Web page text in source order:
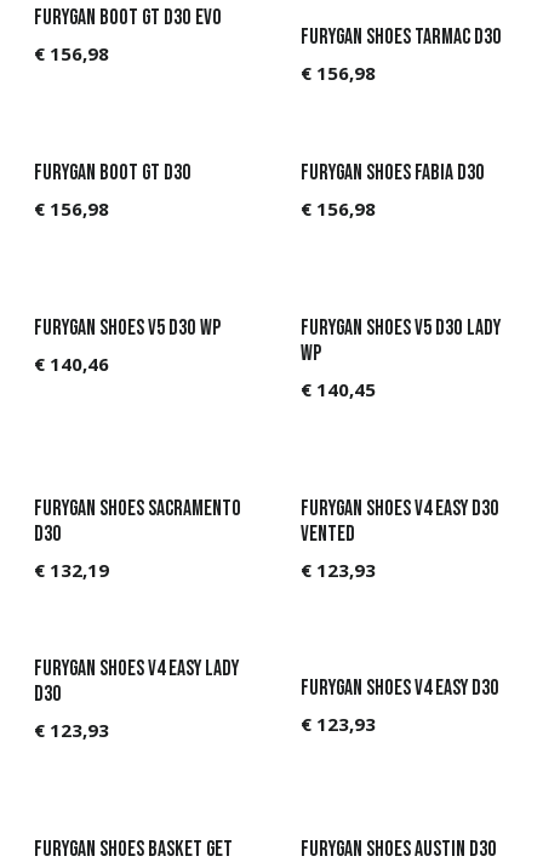
Furygan Boot GT D3O Evo
€ 156,98
Furygan Shoes Tarmac D3O
€ 156,98
Furygan Boot GT D3O
€ 156,98
Furygan Shoes Fabia D3O
€ 156,98
Furygan Shoes V5 D3O WP
€ 140,46
Furygan Shoes V5 D3O Lady
WP
€ 140,45
Furygan Shoes Sacramento
D3O
€ 132,19
Furygan Shoes V4 Easy D3O
Vented
€ 123,93
Furygan Shoes V4 Easy Lady
D3O
€ 123,93
Furygan Shoes V4 Easy D3O
€ 123,93
Furygan Shoes Basket Get
Furygan Shoes Austin D3O